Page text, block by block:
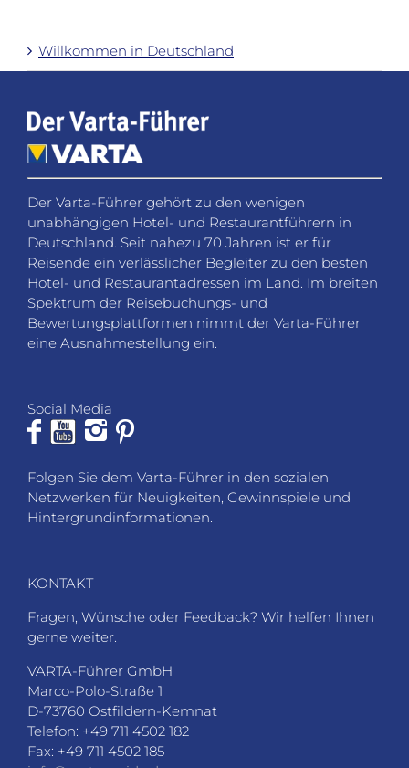
Willkommen in Deutschland
Der Varta-Führer gehört zu den wenigen
unabhängigen Hotel- und Restaurantführern in
Deutschland. Seit nahezu 70 Jahren ist er für
Reisende ein verlässlicher Begleiter zu den besten
Hotel- und Restaurantadressen im Land. Im breiten
Spektrum der Reisebuchungs- und
Bewertungsplattformen nimmt der Varta-Führer
eine Ausnahmestellung ein.
Social Media
Folgen Sie dem Varta-Führer in den sozialen
Netzwerken für Neuigkeiten, Gewinnspiele und
Hintergrundinformationen.
KONTAKT
Fragen, Wünsche oder Feedback? Wir helfen Ihnen
gerne weiter.
VARTA-Führer GmbH
Marco-Polo-Straße 1
D-73760 Ostfildern-Kemnat
Telefon: +49 711 4502 182
Fax: +49 711 4502 185